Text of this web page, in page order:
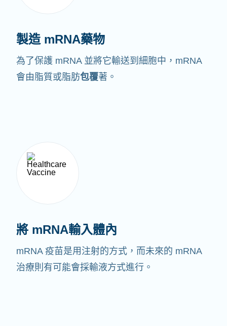
製造 mRNA藥物
為了保護 mRNA 並將它輸送到細胞中，mRNA
會由脂質或脂肪包覆著。
將 mRNA輸入體內
mRNA 疫苗是用注射的方式，而未來的 mRNA
治療則有可能會採輸液方式進行。